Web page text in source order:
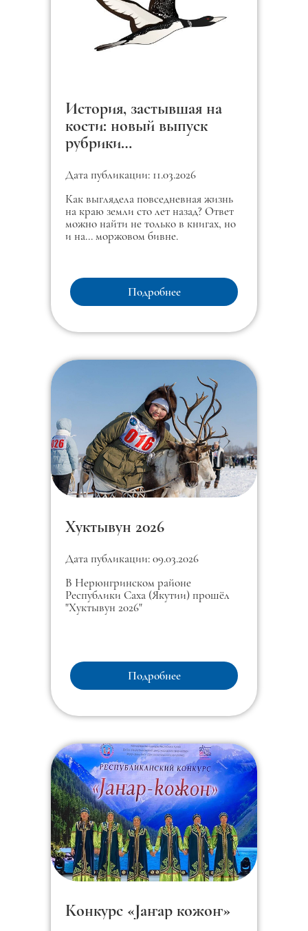
История, застывшая на
кости: новый выпуск
рубрики
артефакты»!
Дата публикации: 11.03.2026
Как выглядела повседневная жизнь
на краю земли сто лет назад? Ответ
можно найти не только в книгах, но
и на... моржовом бивне.
Подробнее
Хуктывун 2026
Дата публикации: 09.03.2026
В Нерюнгринском районе
Республики Саха (Якутии) прошёл
"Хуктывун 2026"
Подробнее
Конкурс «Jаҥар кожоҥ»